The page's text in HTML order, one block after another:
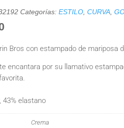
Categorías: ESTILO, CURVA,
Bros con estampado de mariposa
encantara por su llamativo
43% elastano
Crema